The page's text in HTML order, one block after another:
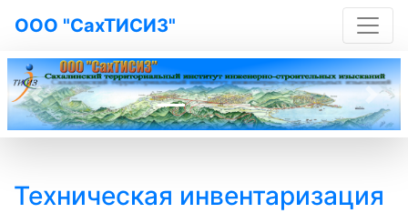
ООО "СахТИСИЗ"
Previous Next
Техническая инвентаризация